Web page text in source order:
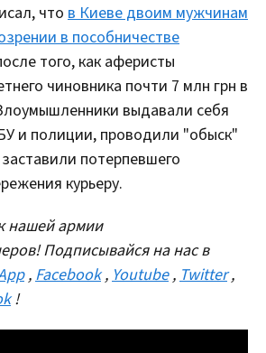
что в Киеве двоим мужчинам
в пособничестве
того, как аферисты
чиновника почти 7 млн грн в
выдавали себя
и полиции, проводили "обыск"
потерпевшего
курьеру.
нашей армии
Подписывайся на нас в
, Facebook , Youtube , Twitter ,
!